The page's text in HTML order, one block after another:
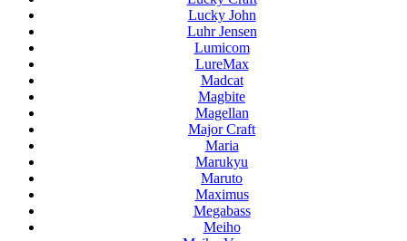
Lucky John
Luhr Jensen
Lumicom
LureMax
Madcat
Magbite
Magellan
Major Craft
Maria
Marukyu
Maruto
Maximus
Megabass
Meiho